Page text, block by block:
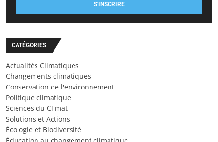
S'INSCRIRE
CATÉGORIES
Actualités Climatiques
Changements climatiques
Conservation de l'environnement
Politique climatique
Sciences du Climat
Solutions et Actions
Écologie et Biodiversité
Éducation au changement climatique